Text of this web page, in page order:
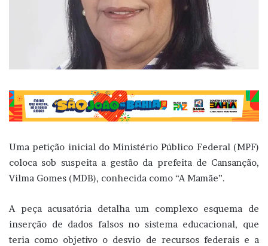
Uma petição inicial do Ministério Público Federal (MPF)
coloca sob suspeita a gestão da prefeita de Cansanção,
Vilma Gomes (MDB), conhecida como “A Mamãe”.
A peça acusatória detalha um complexo esquema de
inserção de dados falsos no sistema educacional, que
teria como objetivo o desvio de recursos federais e a